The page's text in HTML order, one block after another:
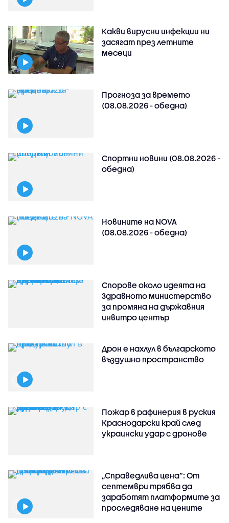
Какви вирусни инфекции ни
засягат през летните
месеци
Прогноза за времето
(08.08.2026 - обедна)
Спортни новини (08.08.2026 -
обедна)
Новините на NOVA
(08.08.2026 - обедна)
Спорове около идеята на
Здравното министерство
за промяна на държавния
инвитро център
Дрон е нахлул в българското
въздушно пространство
Пожар в рафинерия в руския
Краснодарски край след
украински удар с дронове
„Справедлива цена“: От
септември трябва да
заработят платформите за
проследяване на цените